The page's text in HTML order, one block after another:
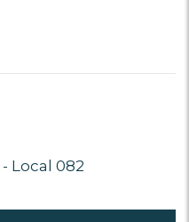
Local 082